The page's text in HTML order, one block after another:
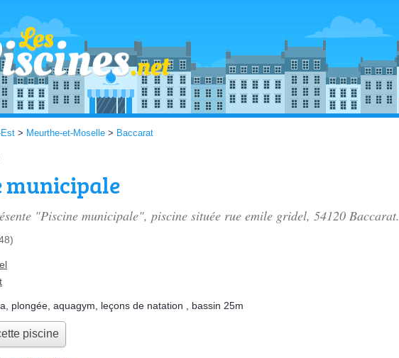
> Meurthe-et-Moselle > Baccarat
municipale
"Piscine municipale", piscine située rue emile gridel, 54120 Baccarat.
plongée aquagym leçons de natation bassin 25m
piscine